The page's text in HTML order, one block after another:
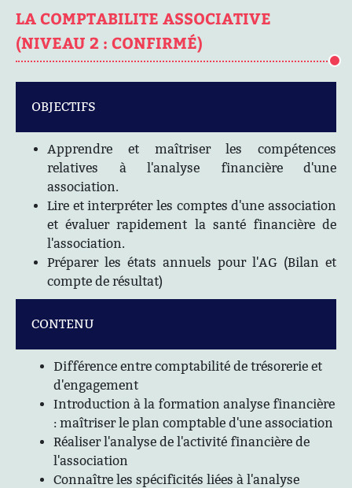
LA COMPTABILITE ASSOCIATIVE
(NIVEAU 2 : CONFIRMÉ)
OBJECTIFS
Apprendre et maîtriser les compétences
relatives à l'analyse financière d'une
association.
Lire et interpréter les comptes d'une association
et évaluer rapidement la santé financière de
l'association.
Préparer les états annuels pour l'AG (Bilan et
compte de résultat)
CONTENU
Différence entre comptabilité de trésorerie et
d'engagement
Introduction à la formation analyse financière
: maîtriser le plan comptable d'une association
Réaliser l'analyse de l'activité financière de
l'association
Connaître les spécificités liées à l'analyse